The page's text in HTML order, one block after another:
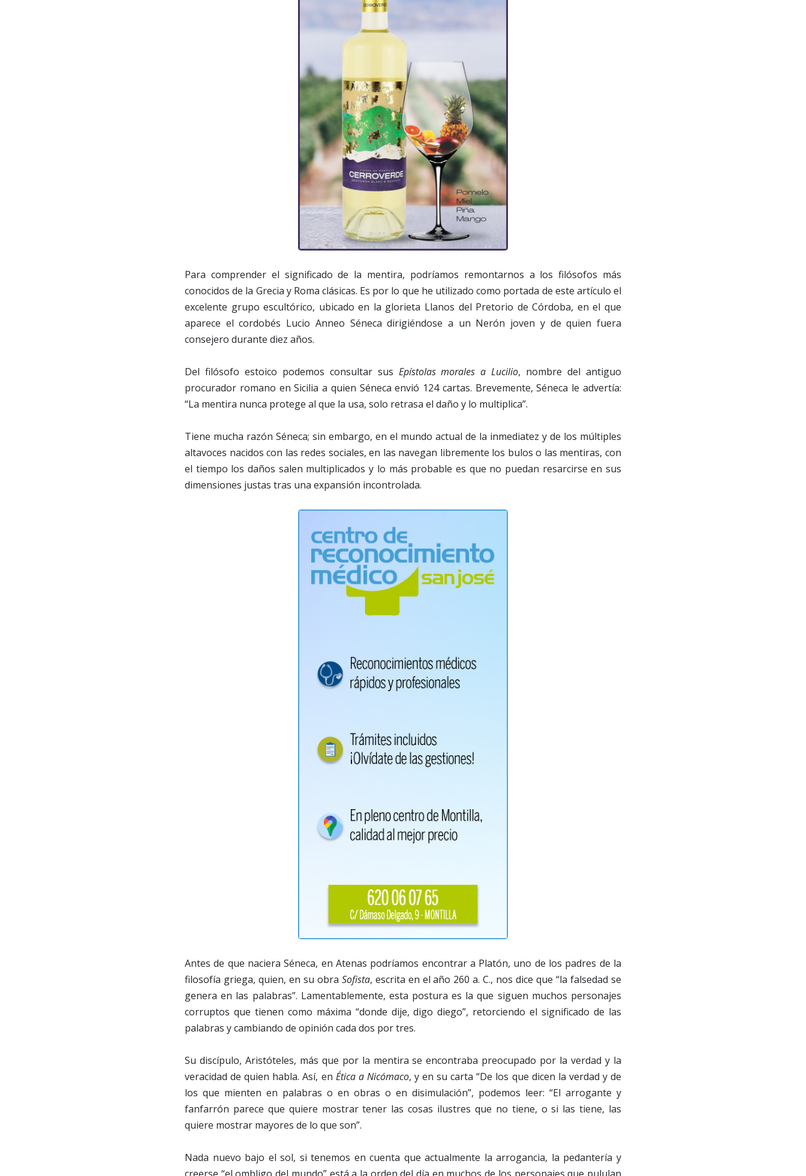
Para comprender el significado de la mentira, podríamos remontarnos a los filósofos más
conocidos de la Grecia y Roma clásicas. Es por lo que he utilizado como portada de este artículo el
excelente grupo escultórico, ubicado en la glorieta Llanos del Pretorio de Córdoba, en el que
aparece el cordobés Lucio Anneo Séneca dirigiéndose a un Nerón joven y de quien fuera
consejero durante diez años.
Del filósofo estoico podemos consultar sus Epístolas morales a Lucilio, nombre del antiguo
procurador romano en Sicilia a quien Séneca envió 124 cartas. Brevemente, Séneca le advertía:
“La mentira nunca protege al que la usa, solo retrasa el daño y lo multiplica”.
Tiene mucha razón Séneca; sin embargo, en el mundo actual de la inmediatez y de los múltiples
altavoces nacidos con las redes sociales, en las navegan libremente los bulos o las mentiras, con
el tiempo los daños salen multiplicados y lo más probable es que no puedan resarcirse en sus
dimensiones justas tras una expansión incontrolada.
Antes de que naciera Séneca, en Atenas podríamos encontrar a Platón, uno de los padres de la
filosofía griega, quien, en su obra Sofista, escrita en el año 260 a. C., nos dice que “la falsedad se
genera en las palabras”. Lamentablemente, esta postura es la que siguen muchos personajes
corruptos que tienen como máxima “donde dije, digo diego”, retorciendo el significado de las
palabras y cambiando de opinión cada dos por tres.
Su discípulo, Aristóteles, más que por la mentira se encontraba preocupado por la verdad y la
veracidad de quien habla. Así, en Ética a Nicómaco, y en su carta “De los que dicen la verdad y de
los que mienten en palabras o en obras o en disimulación”, podemos leer: “El arrogante y
fanfarrón parece que quiere mostrar tener las cosas ilustres que no tiene, o si las tiene, las
quiere mostrar mayores de lo que son”.
Nada nuevo bajo el sol, si tenemos en cuenta que actualmente la arrogancia, la pedantería y